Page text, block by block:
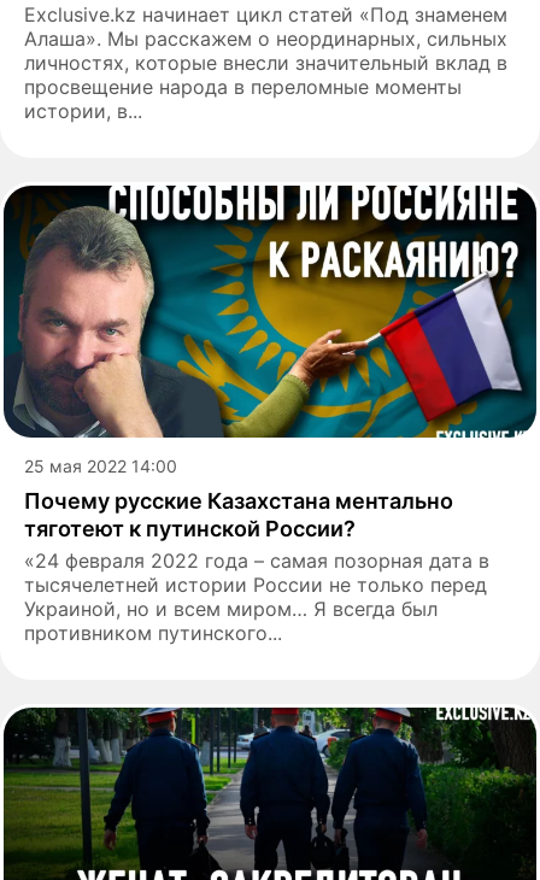
Exclusive.kz начинает цикл статей «Под знаменем
Алаша». Мы расскажем о неординарных, сильных
личностях, которые внесли значительный вклад в
просвещение народа в переломные моменты
истории, в...
25 мая 2022 14:00
Почему русские Казахстана ментально
тяготеют к путинской России?
«24 февраля 2022 года – самая позорная дата в
тысячелетней истории России не только перед
Украиной, но и всем миром… Я всегда был
противником путинского...